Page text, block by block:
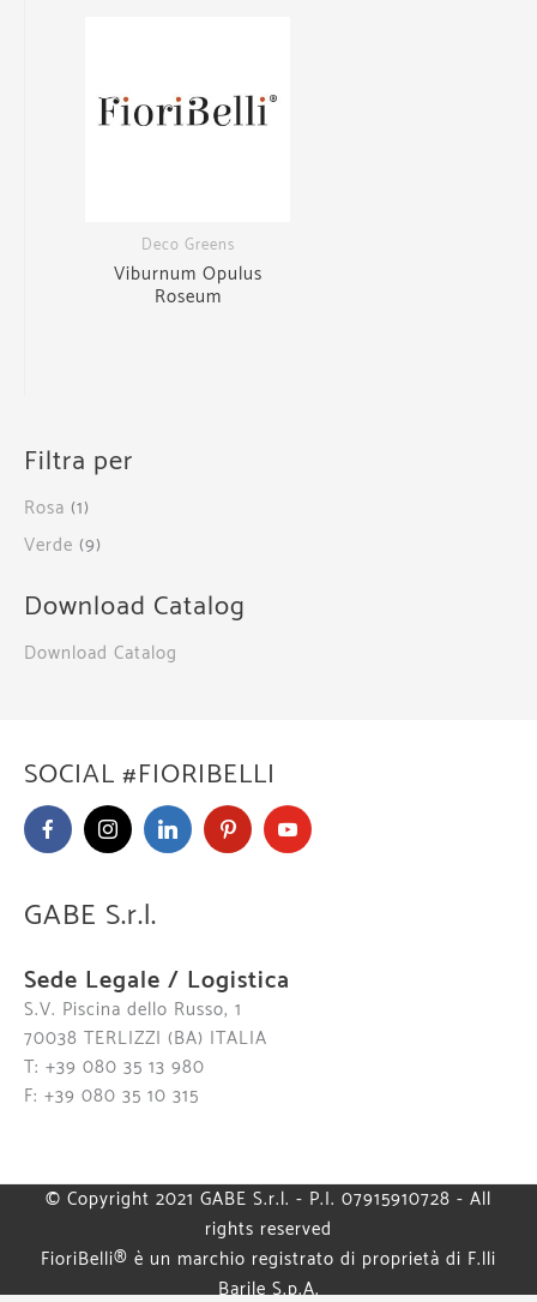
Deco Greens
Viburnum Opulus
Roseum
Filtra per
Rosa (1)
Verde (9)
Download Catalog
Download Catalog
SOCIAL #FIORIBELLI
GABE S.r.l.
Sede Legale / Logistica
S.V. Piscina dello Russo, 1
70038 TERLIZZI (BA) ITALIA
T: +39 080 35 13 980
F: +39 080 35 10 315
© Copyright 2021 GABE S.r.l. - P.I. 07915910728 - All
rights reserved
FioriBelli® è un marchio registrato di proprietà di F.lli
Barile S.p.A.